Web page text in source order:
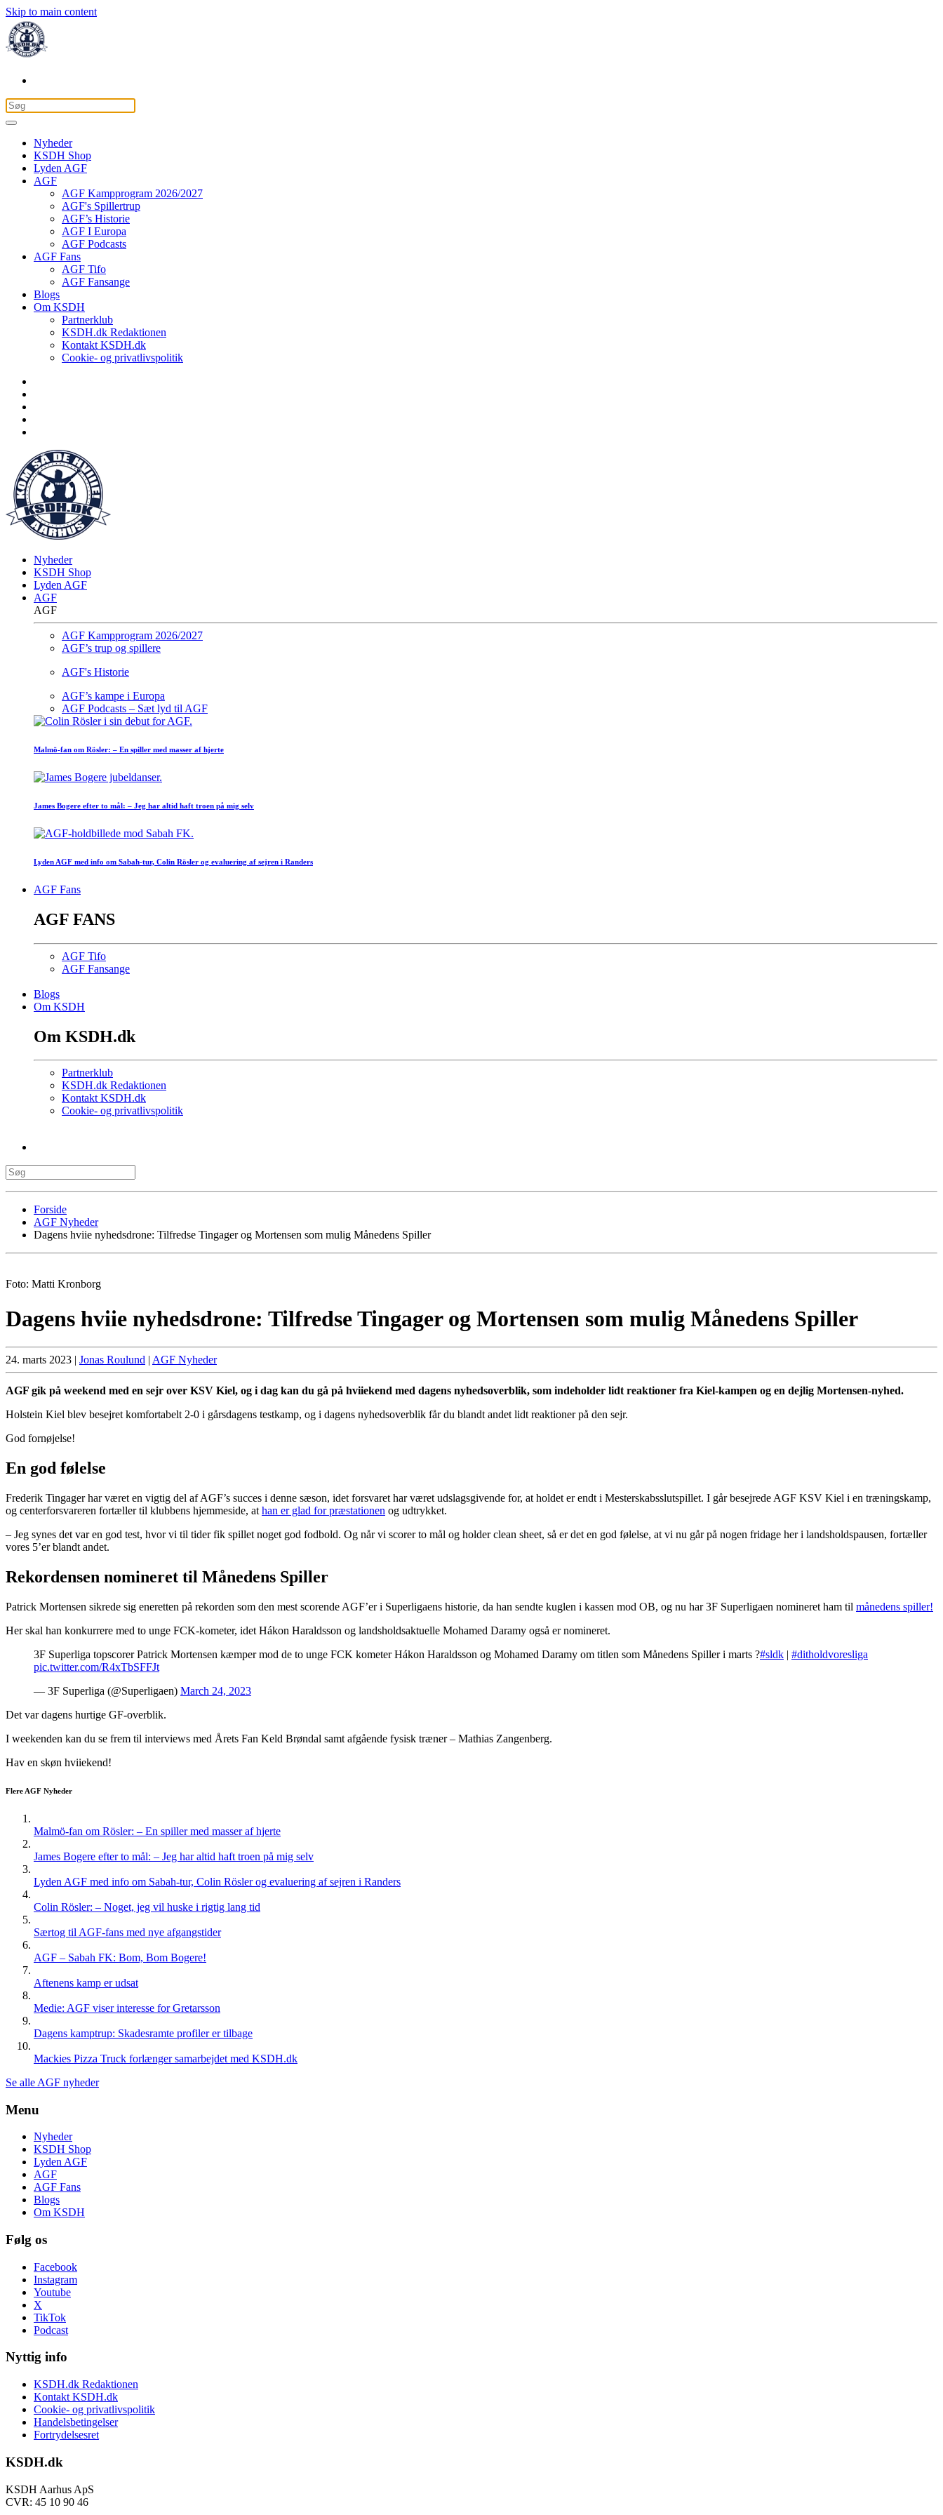
Skip to main content
Nyheder
KSDH Shop
Lyden AGF
AGF
AGF Kampprogram 2026/2027
AGF's Spillertrup
AGF’s Historie
AGF I Europa
AGF Podcasts
AGF Fans
AGF Tifo
AGF Fansange
Blogs
Om KSDH
Partnerklub
KSDH.dk Redaktionen
Kontakt KSDH.dk
Cookie- og privatlivspolitik
Nyheder
KSDH Shop
Lyden AGF
AGF
AGF
AGF Kampprogram 2026/2027
AGF’s trup og spillere
AGF's Historie
AGF’s kampe i Europa
AGF Podcasts – Sæt lyd til AGF
Malmö-fan om Rösler: – En spiller med masser af hjerte
James Bogere efter to mål: – Jeg har altid haft troen på mig selv
Lyden AGF med info om Sabah-tur, Colin Rösler og evaluering af sejren i Randers
AGF Fans
AGF FANS
AGF Tifo
AGF Fansange
Blogs
Om KSDH
Om KSDH.dk
Partnerklub
KSDH.dk Redaktionen
Kontakt KSDH.dk
Cookie- og privatlivspolitik
Forside
AGF Nyheder
Dagens hviie nyhedsdrone: Tilfredse Tingager og Mortensen som mulig Månedens Spiller
Foto: Matti Kronborg
Dagens hviie nyhedsdrone: Tilfredse Tingager og Mortensen som mulig Månedens Spiller
24. marts 2023 | Jonas Roulund | AGF Nyheder
AGF gik på weekend med en sejr over KSV Kiel, og i dag kan du gå på hviiekend med dagens nyhedsoverblik, som indeholder lidt reaktioner fra Kiel-kampen og en dejlig Mortensen-nyhed.
Holstein Kiel blev besejret komfortabelt 2-0 i gårsdagens testkamp, og i dagens nyhedsoverblik får du blandt andet lidt reaktioner på den sejr.
God fornøjelse!
En god følelse
Frederik Tingager har været en vigtig del af AGF’s succes i denne sæson, idet forsvaret har været udslagsgivende for, at holdet er endt i Mesterskabsslutspillet. I går besejrede AGF KSV Kiel i en træningskamp,
og centerforsvareren fortæller til klubbens hjemmeside, at han er glad for præstationen og udtrykket.
– Jeg synes det var en god test, hvor vi til tider fik spillet noget god fodbold. Og når vi scorer to mål og holder clean sheet, så er det en god følelse, at vi nu går på nogen fridage her i landsholdspausen, fortæller
vores 5’er blandt andet.
Rekordensen nomineret til Månedens Spiller
Patrick Mortensen sikrede sig eneretten på rekorden som den mest scorende AGF’er i Superligaens historie, da han sendte kuglen i kassen mod OB, og nu har 3F Superligaen nomineret ham til månedens spiller!
Her skal han konkurrere med to unge FCK-kometer, idet Hákon Haraldsson og landsholdsaktuelle Mohamed Daramy også er nomineret.
3F Superliga topscorer Patrick Mortensen kæmper mod de to unge FCK kometer Hákon Haraldsson og Mohamed Daramy om titlen som Månedens Spiller i marts ?#sldk | #ditholdvoresliga
pic.twitter.com/R4xTbSFFJt
— 3F Superliga (@Superligaen) March 24, 2023
Det var dagens hurtige GF-overblik.
I weekenden kan du se frem til interviews med Årets Fan Keld Brøndal samt afgående fysisk træner – Mathias Zangenberg.
Hav en skøn hviiekend!
Flere AGF Nyheder
Malmö-fan om Rösler: – En spiller med masser af hjerte
James Bogere efter to mål: – Jeg har altid haft troen på mig selv
Lyden AGF med info om Sabah-tur, Colin Rösler og evaluering af sejren i Randers
Colin Rösler: – Noget, jeg vil huske i rigtig lang tid
Særtog til AGF-fans med nye afgangstider
AGF – Sabah FK: Bom, Bom Bogere!
Aftenens kamp er udsat
Medie: AGF viser interesse for Gretarsson
Dagens kamptrup: Skadesramte profiler er tilbage
Mackies Pizza Truck forlænger samarbejdet med KSDH.dk
Se alle AGF nyheder
Menu
Nyheder
KSDH Shop
Lyden AGF
AGF
AGF Fans
Blogs
Om KSDH
Følg os
Facebook
Instagram
Youtube
X
TikTok
Podcast
Nyttig info
KSDH.dk Redaktionen
Kontakt KSDH.dk
Cookie- og privatlivspolitik
Handelsbetingelser
Fortrydelsesret
KSDH.dk
KSDH Aarhus ApS
CVR: 45 10 90 46